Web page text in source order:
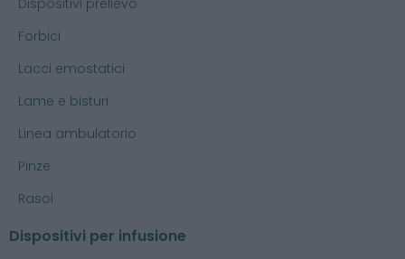
Forbici
Lacci emostatici
Lame e bisturi
Linea ambulatorio
Pinze
Rasoi
Dispositivi per infusione